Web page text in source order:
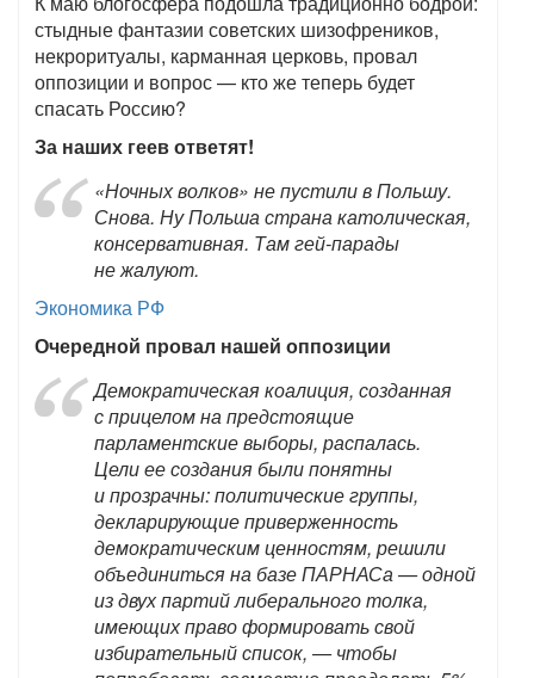
стыдные фантазии советских шизофреников,
некроритуалы, карманная церковь, провал
оппозиции и вопрос — кто же теперь будет
спасать Россию?
За наших геев ответят!
«Ночных волков» не пустили в Польшу.
Снова. Ну Польша страна католическая,
консервативная. Там гей-парады
не жалуют.
Экономика РФ
Очередной провал нашей оппозиции
Демократическая коалиция, созданная
с прицелом на предстоящие
парламентские выборы, распалась.
Цели ее создания были понятны
и прозрачны: политические группы,
декларирующие приверженность
демократическим ценностям, решили
объединиться на базе ПАРНАСа — одной
из двух партий либерального толка,
имеющих право формировать свой
избирательный список, — чтобы